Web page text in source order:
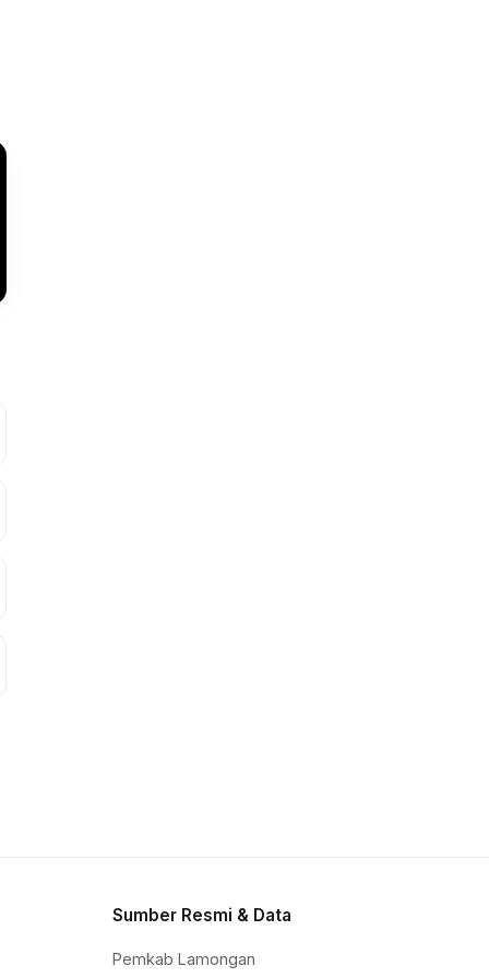
Sumber Resmi & Data
Pemkab Lamongan